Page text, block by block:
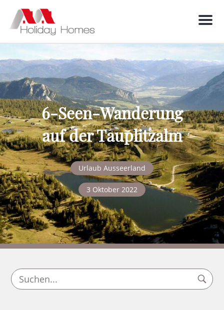
Menu
6-Seen-Wanderung
auf der Tauplitzalm
Urlaub Ausseerland
3 Oktober 2022